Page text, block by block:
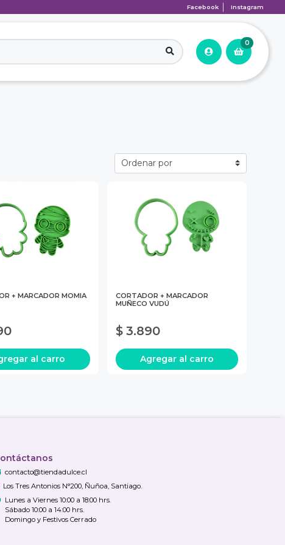
Facebook Instagram
0
+ MARCADOR MOMIA
al carro
CORTADOR + MARCADOR
MUÑECO VUDÚ
$ 3.890
Agregar al carro
contacto@tiendadulce.cl
Los Tres Antonios N°200, Ñuñoa, Santiago.
Lunes a Viernes 10:00 a 18:00 hrs.
Sábado 10:00 a 14:00 hrs.
Domingo y Festivos Cerrado